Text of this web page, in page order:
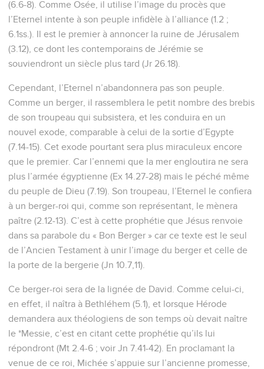
(6.6-8). Comme Osée, il utilise l’image du procès que
l’Eternel intente à son peuple infidèle à l’alliance (1.2 ;
6.1ss.). Il est le premier à annoncer la ruine de Jérusalem
(3.12), ce dont les contemporains de Jérémie se
souviendront un siècle plus tard (Jr 26.18).
Cependant, l’Eternel n’abandonnera pas son peuple.
Comme un berger, il rassemblera le petit nombre des brebis
de son troupeau qui subsistera, et les conduira en un
nouvel exode, comparable à celui de la sortie d’Egypte
(7.14-15). Cet exode pourtant sera plus miraculeux encore
que le premier. Car l’ennemi que la mer engloutira ne sera
plus l’armée égyptienne (Ex 14.27-28) mais le péché même
du peuple de Dieu (7.19). Son troupeau, l’Eternel le confiera
à un berger-roi qui, comme son représentant, le mènera
paître (2.12-13). C’est à cette prophétie que Jésus renvoie
dans sa parabole du « Bon Berger » car ce texte est le seul
de l’Ancien Testament à unir l’image du berger et celle de
la porte de la bergerie (Jn 10.7,11).
Ce berger-roi sera de la lignée de David. Comme celui-ci,
en effet, il naîtra à Bethléhem (5.1), et lorsque Hérode
demandera aux théologiens de son temps où devait naître
le *Messie, c’est en citant cette prophétie qu’ils lui
répondront (Mt 2.4-6 ; voir Jn 7.41-42). En proclamant la
venue de ce roi, Michée s’appuie sur l’ancienne promesse,